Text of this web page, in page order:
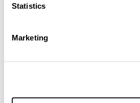
Statistics
Marketing